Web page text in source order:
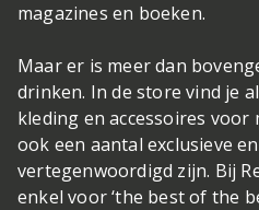
magazines en boeken.
Maar er is meer dan
drinken. In de store vind je
kleding en accessoires
ook een aantal exclusieve
vertegenwoordigd zijn. Bij
enkel voor ‘the best of the